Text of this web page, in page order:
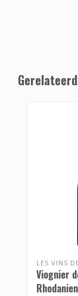
LES VINS
Viognier